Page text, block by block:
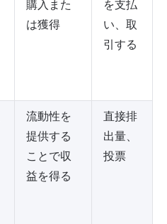
購入また
は獲得
を支払
い、取
引する
流動性を
提供する
ことで収
益を得る
直接排
出量、
投票